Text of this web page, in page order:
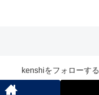
kenshiをフォローする